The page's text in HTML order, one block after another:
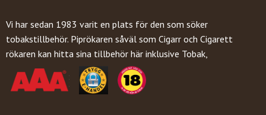
Vi har sedan 1983 varit en plats för den som söker
tobakstillbehör. Piprökaren såväl som Cigarr och Cigarett
rökaren kan hitta sina tillbehör här inklusive Tobak,